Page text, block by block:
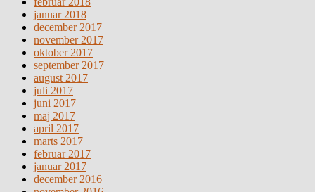
januar 2018
december 2017
november 2017
oktober 2017
september 2017
august 2017
juli 2017
juni 2017
maj 2017
april 2017
marts 2017
februar 2017
januar 2017
december 2016